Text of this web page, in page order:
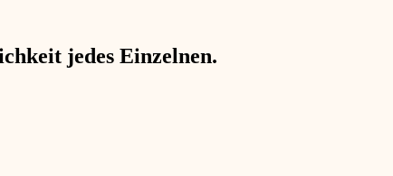
jedes Einzelnen.